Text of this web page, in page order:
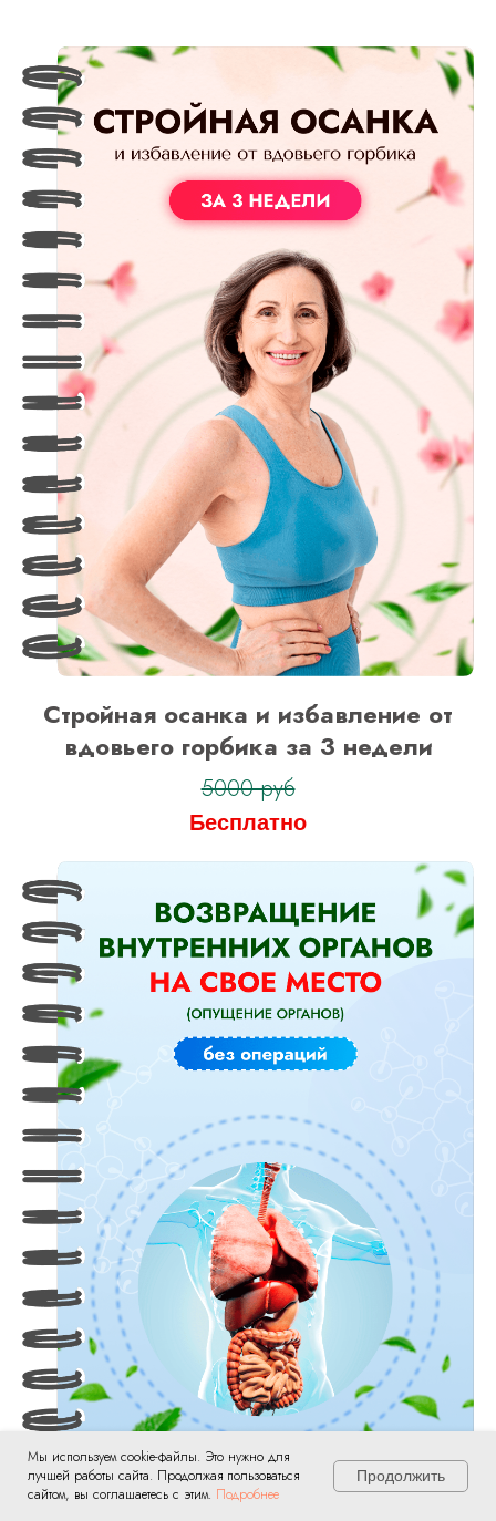
Стройная осанка и избавление от
вдовьего горбика за 3 недели
5000 руб
Бесплатно
ОФОРМИТЬ ЗАЯВКУ
Мы используем cookie-файлы. Это нужно для
лучшей работы сайта. Продолжая пользоваться
сайтом, вы соглашаетесь с этим. Подробнее
Продолжить